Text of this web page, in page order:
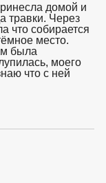
домой и
травки. Через
что собирается
место.
была
моего
что с ней